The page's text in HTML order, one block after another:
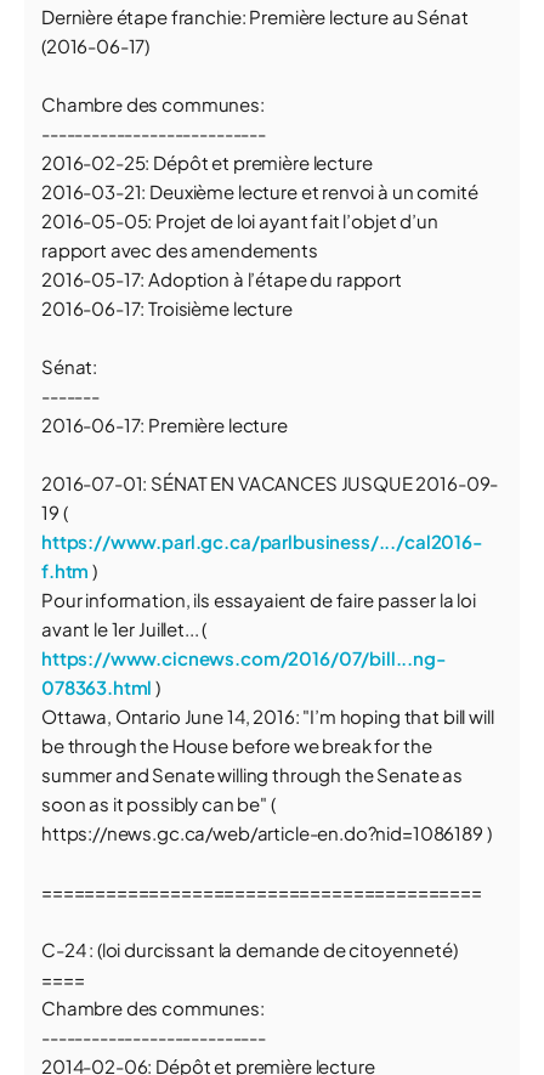
Dernière étape franchie: Première lecture au Sénat
(2016-06-17)
Chambre des communes:
---------------------------
2016-02-25: Dépôt et première lecture
2016-03-21: Deuxième lecture et renvoi à un comité
2016-05-05: Projet de loi ayant fait l’objet d’un
rapport avec des amendements
2016-05-17: Adoption à l’étape du rapport
2016-06-17: Troisième lecture
Sénat:
-------
2016-06-17: Première lecture
2016-07-01: SÉNAT EN VACANCES JUSQUE 2016-09-
19 (
https://www.parl.gc.ca/parlbusiness/.../cal2016-
f.htm )
Pour information, ils essayaient de faire passer la loi
avant le 1er Juillet... (
https://www.cicnews.com/2016/07/bill...ng-
078363.html )
Ottawa, Ontario June 14, 2016: "I’m hoping that bill will
be through the House before we break for the
summer and Senate willing through the Senate as
soon as it possibly can be" (
https://news.gc.ca/web/article-en.do?nid=1086189 )
=========================================
C-24 : (loi durcissant la demande de citoyenneté)
====
Chambre des communes:
---------------------------
2014-02-06: Dépôt et première lecture